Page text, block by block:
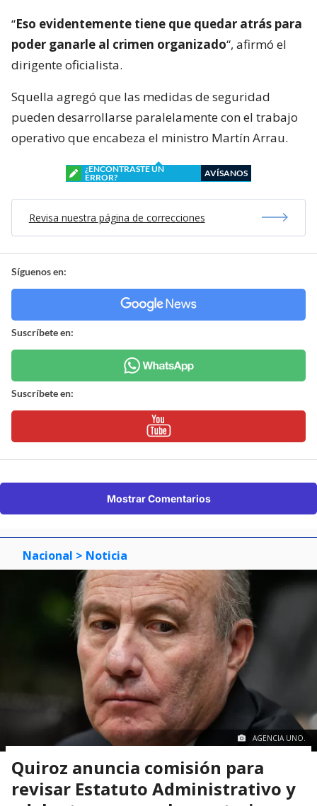
“Eso evidentemente tiene que quedar atrás para
poder ganarle al crimen organizado“, afirmó el
dirigente oficialista.
Squella agregó que las medidas de seguridad
pueden desarrollarse paralelamente con el trabajo
operativo que encabeza el ministro Martín Arrau.
¿ENCONTRASTE UN
ERROR?
AVÍSANOS
Revisa nuestra página de correcciones
Síguenos en:
Suscríbete en:
Suscríbete en:
Mostrar Comentarios
Nacional > Noticia
AGENCIA UNO.
Quiroz anuncia comisión para
revisar Estatuto Administrativo y